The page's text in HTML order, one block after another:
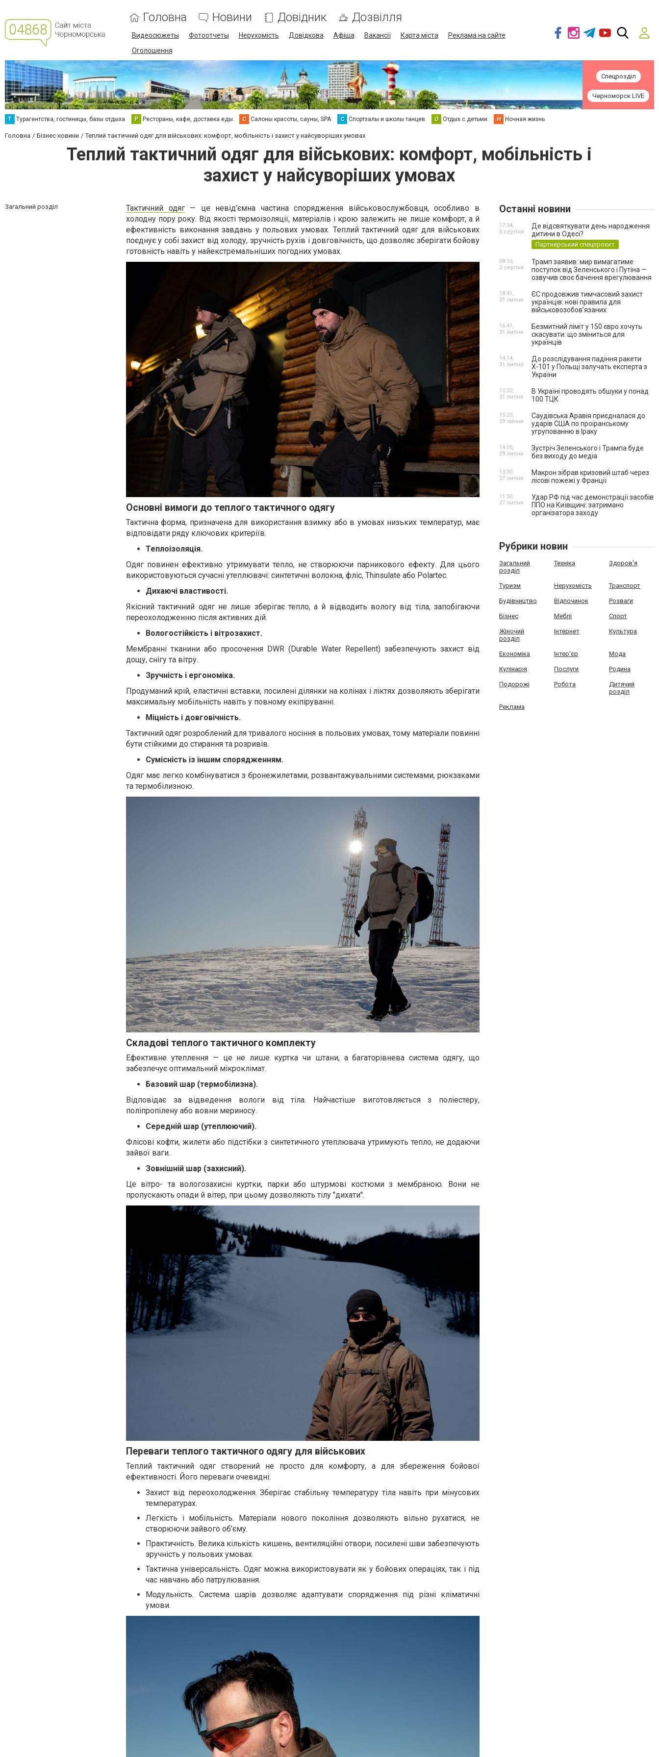
Головна Новини Довідник Дозвілля
Видеосюжеты Фотоотчеты Нерухомість Довідкова Афіша Вакансії Карта міста
Реклама на сайте
Оголошення
Спецрозділ
Черноморск LIVE
Т Турагентства, гостиницы, базы отдыха Р Рестораны, кафе, доставка еды С Салоны красоты, сауны, SPA С Спортзалы и школы танцев О Отдых с детьми Н Ночная жизнь
Головна Бізнес новини Теплий тактичний одяг для військових: комфорт, мобільність і захист у найсуворіших умовах
Теплий тактичний одяг для військових: комфорт, мобільність і
захист у найсуворіших умовах
Загальний розділ Тактичний одяг— це невід’ємна частина спорядження військовослужбовця, особливо в
холодну пору року. Від якості термоізоляції, матеріалів і крою залежить не лише комфорт, а й
ефективність виконання завдань у польових умовах. Теплий тактичний одяг для військових
поєднує у собі захист від холоду, зручність рухів і довговічність, що дозволяє зберігати бойову
готовність навіть у найекстремальніших погодних умовах.
Основні вимоги до теплого тактичного одягу
Тактична форма, призначена для використання взимку або в умовах низьких температур, має
відповідати ряду ключових критеріїв.
Теплоізоляція.
Одяг повинен ефективно утримувати тепло, не створюючи парникового ефекту. Для цього
використовуються сучасні утеплювачі: синтетичні волокна, фліс, Thinsulate або Polartec.
Дихаючі властивості.
Якісний тактичний одяг не лише зберігає тепло, а й відводить вологу від тіла, запобігаючи
переохолодженню після активних дій.
Вологостійкість і вітрозахист.
Мембранні тканини або просочення DWR (Durable Water Repellent) забезпечують захист від
дощу, снігу та вітру.
Зручність і ергономіка.
Продуманий крій, еластичні вставки, посилені ділянки на колінах і ліктях дозволяють зберігати
максимальну мобільність навіть у повному екіпіруванні.
Міцність і довговічність.
Тактичний одяг розроблений для тривалого носіння в польових умовах, тому матеріали повинні
бути стійкими до стирання та розривів.
Сумісність із іншим спорядженням.
Одяг має легко комбінуватися з бронежилетами, розвантажувальними системами, рюкзаками
та термобілизною.
Складові теплого тактичного комплекту
Ефективне утеплення — це не лише куртка чи штани, а багаторівнева система одягу, що
забезпечує оптимальний мікроклімат.
Базовий шар (термобілизна).
Відповідає за відведення вологи від тіла. Найчастіше виготовляється з поліестеру,
поліпропілену або вовни мериносу.
Середній шар (утеплюючий).
Флісові кофти, жилети або підстібки з синтетичного утеплювача утримують тепло, не додаючи
зайвої ваги.
Зовнішній шар (захисний).
Це вітро- та вологозахисні куртки, парки або штурмові костюми з мембраною. Вони не
пропускають опади й вітер, при цьому дозволяють тілу "дихати".
Переваги теплого тактичного одягу для військових
Теплий тактичний одяг створений не просто для комфорту, а для збереження бойової
ефективності. Його переваги очевидні:
Захист від переохолодження. Зберігає стабільну температуру тіла навіть при мінусових
температурах.
Легкість і мобільність. Матеріали нового покоління дозволяють вільно рухатися, не
створюючи зайвого об’єму.
Практичність. Велика кількість кишень, вентиляційні отвори, посилені шви забезпечують
зручність у польових умовах.
Тактична універсальність. Одяг можна використовувати як у бойових операціях, так і під
час навчань або патрулювання.
Модульність. Система шарів дозволяє адаптувати спорядження під різні кліматичні
умови.
Останні новини
Де відсвяткувати день народження
дитини в Одесі?
Партнерський спецпроєкт
17:34,
5 серпня
Трамп заявив: мир вимагатиме
поступок від Зеленського і Путіна —
озвучив своє бачення врегулювання
08:55,
2 серпня
ЄС продовжив тимчасовий захист
українців: нові правила для
військовозобов’язаних
18:41,
31 липня
Безмитний ліміт у 150 євро хочуть
скасувати: що зміниться для
українців
16:41,
31 липня
До розслідування падіння ракети
Х-101 у Польщі залучать експерта з
України
14:14,
31 липня
В Україні проводять обшуки у понад
100 ТЦК
12:22,
31 липня
Саудівська Аравія приєдналася до
ударів США по проіранському
угрупованню в Іраку
15:23,
29 липня
Зустріч Зеленського і Трампа буде
без виходу до медіа
14:05,
29 липня
Макрон зібрав кризовий штаб через
лісові пожежі у Франції
13:00,
27 липня
Удар РФ під час демонстрації засобів
ППО на Київщині: затримано
організатора заходу
11:50,
27 липня
Рубрики новин
Загальний
розділ
Техніка Здоров'я
Туризм Нерухомість Транспорт
Будівництво Відпочинок Розваги
Бізнес Меблі Спорт
Жіночий
розділ
Інтернет Культура
Економіка Інтер'єр Мода
Кулінарія Послуги Родина
Подорожі Робота
Дитячий
розділ
Реклама